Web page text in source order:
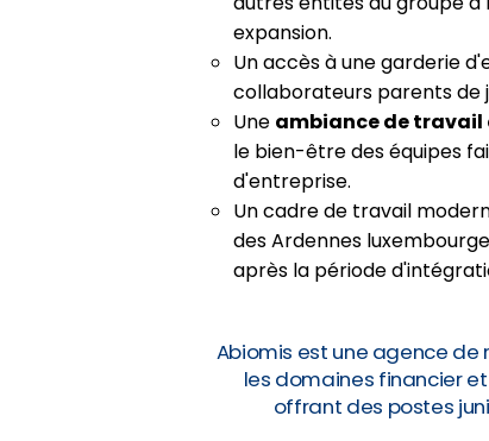
expansion.
Un accès à une garderie
collaborateurs parents de
Une ambiance de
le bien-être des équipes
d'entreprise.
Un cadre de travail
des Ardennes
après la période
Abiomis est une agence
les domaines financier
offrant des postes